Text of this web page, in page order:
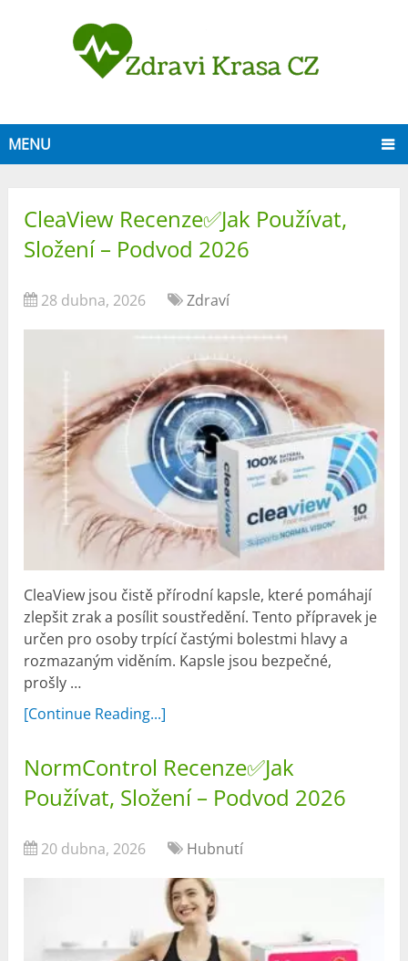
MENU
CleaView Recenze✅Jak Používat,
Složení – Podvod 2026
28 dubna, 2026 Zdraví
CleaView jsou čistě přírodní kapsle, které pomáhají
zlepšit zrak a posílit soustředění. Tento přípravek je
určen pro osoby trpící častými bolestmi hlavy a
rozmazaným viděním. Kapsle jsou bezpečné,
prošly …
[Continue Reading...]
NormControl Recenze✅Jak
Používat, Složení – Podvod 2026
20 dubna, 2026 Hubnutí